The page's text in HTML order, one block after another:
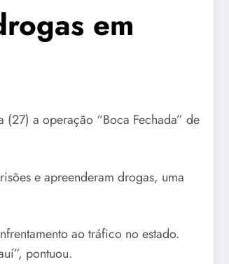
em
a operação “Boca Fechada” de
e apreenderam drogas, uma
ao tráfico no estado.
pontuou.